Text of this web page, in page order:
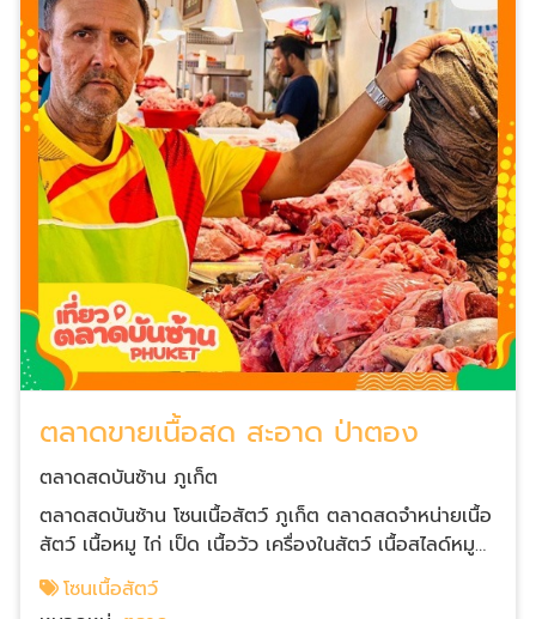
ตลาดขายเนื้อสด สะอาด ป่าตอง
ตลาดสดบันซ้าน ภูเก็ต
ตลาดสดบันซ้าน โซนเนื้อสัตว์ ภูเก็ต ตลาดสดจำหน่ายเนื้อ
สัตว์ เนื้อหมู ไก่ เป็ด เนื้อวัว เครื่องในสัตว์ เนื้อสไลด์หมู
กระทะ เนื้อปลา จำหน่ายในราคาพิเศษ พื้นที่สะอาดสะอ้านน่า
เดิน มีเนื้อให้ลูกค้าเดินเลือกชมหลายร้าน มีที่จอดรถ มาที่
โซนเนื้อสัตว์